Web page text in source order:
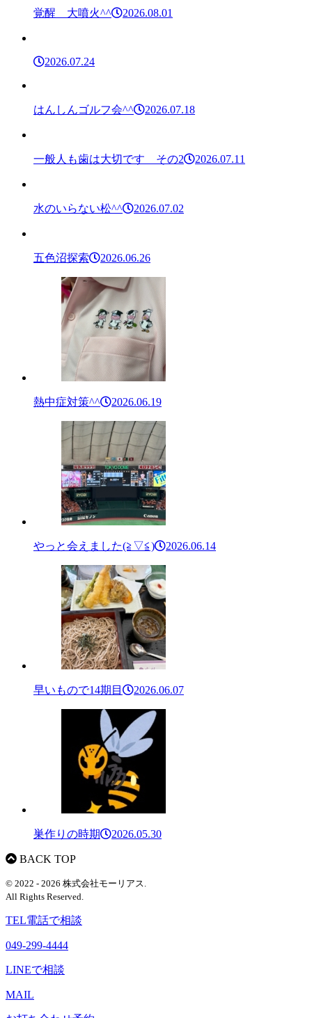
覚醒 大噴火^^ 2026.08.01
2026.07.24
はんしんゴルフ会^^ 2026.07.18
一般人も歯は大切です その2 2026.07.11
水のいらない松^^ 2026.07.02
五色沼探索 2026.06.26
熱中症対策^^ 2026.06.19
やっと会えました(≧▽≦) 2026.06.14
早いもので14期目 2026.06.07
巣作りの時期 2026.05.30
BACK TOP
© 2022 - 2026 株式会社モーリアス.
All Rights Reserved.
TEL電話で相談
049-299-4444
LINEで相談
MAIL